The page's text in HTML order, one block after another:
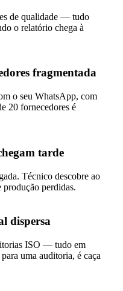
de qualidade — tudo
o relatório chega à
fragmentada
o seu WhatsApp, com
20 fornecedores é
tarde
Técnico descobre ao
produção perdidas.
dispersa
ISO — tudo em
uma auditoria, é caça